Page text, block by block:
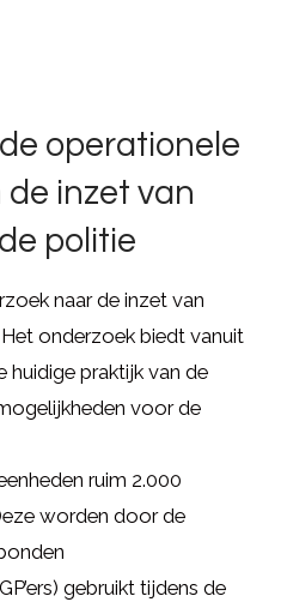
operationele
inzet van
politie
naar de inzet van
onderzoek biedt vanuit
huidige praktijk van de
voor de
ruim 2.000
worden door de
gebruikt tijdens de